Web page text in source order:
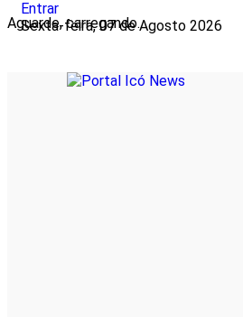
Aguarde, carregando...
Entrar
Sexta-feira, 07 de Agosto 2026